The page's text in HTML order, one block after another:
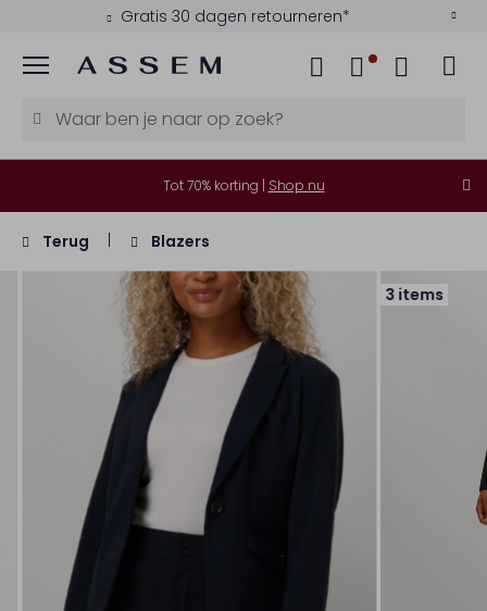
Gratis 30 dagen retourneren*
Menu
Tot 70% korting | Shop nu
Terug Blazers
3 items